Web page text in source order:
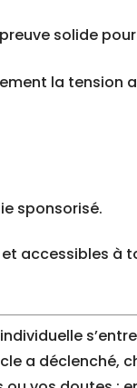
solide
la tension
sponsorisé.
accessibles à
a déclenché,